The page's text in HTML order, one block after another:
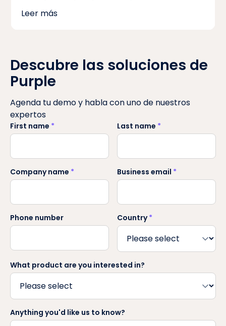
Leer más
Descubre las soluciones de
Purple
Agenda tu demo y habla con uno de nuestros
expertos
First name * Last name *
Company name * Business email *
Phone number Country*
What product are you interested in?
Anything you'd like us to know?